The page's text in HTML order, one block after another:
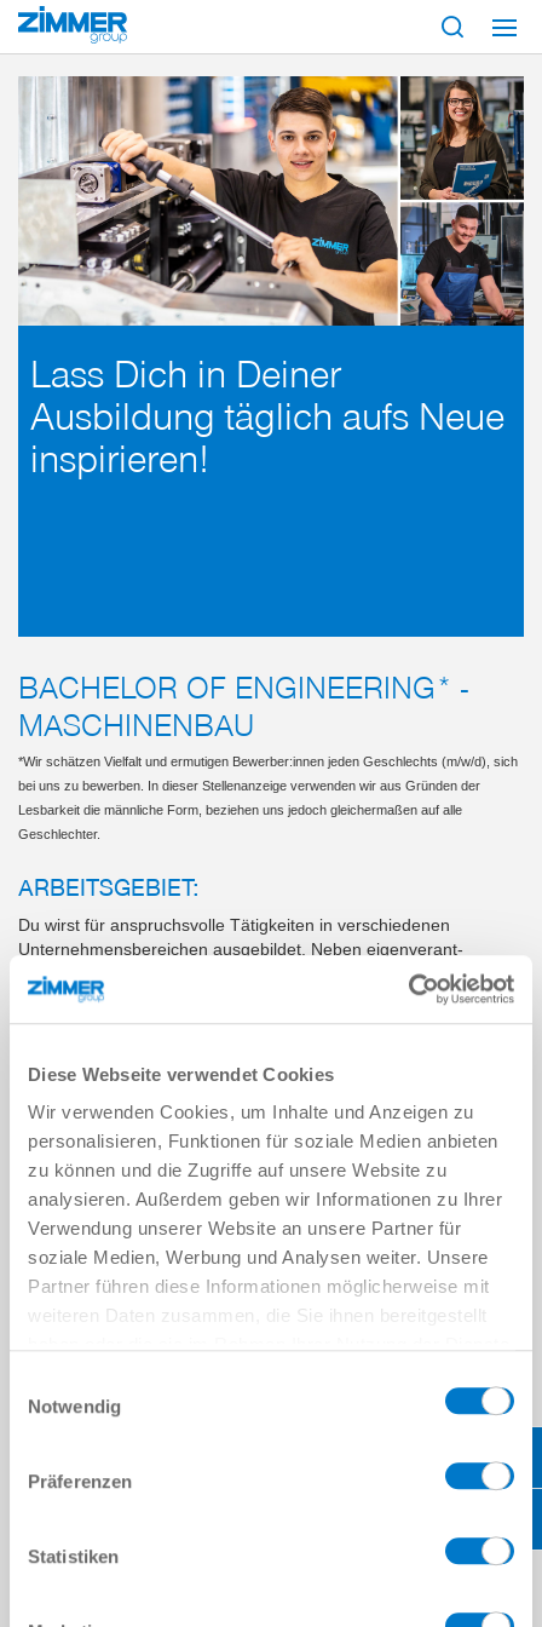
Diese Webseite verwendet Cookies
Wir verwenden Cookies, um Inhalte und Anzeigen zu
personalisieren, Funktionen für soziale Medien anbieten
zu können und die Zugriffe auf unsere Website zu
analysieren. Außerdem geben wir Informationen zu Ihrer
Verwendung unserer Website an unsere Partner für
soziale Medien, Werbung und Analysen weiter. Unsere
Partner führen diese Informationen möglicherweise mit
weiteren Daten zusammen, die Sie ihnen bereitgestellt
Notwendig
Präferenzen
Statistiken
Start Karriere Bachelor of Engineering* - Maschinenbau
Lass Dich in Deiner
Ausbildung täglich aufs Neue
inspirieren!
BACHELOR OF ENGINEERING* -
MASCHINENBAU
*Wir schätzen Vielfalt und ermutigen Bewerber:innen jeden Geschlechts (m/w/d), sich
bei uns zu bewerben. In dieser Stellenanzeige verwenden wir aus Gründen der
Lesbarkeit die männliche Form, beziehen uns jedoch gleichermaßen auf alle
Geschlechter.
ARBEITSGEBIET:
Du wirst für anspruchsvolle Tätigkeiten in verschiedenen
Unternehmensberei­chen ausgebildet. Neben eigenverant­
wortlichen praxisbezogenen Projekten lernst du das operative
Tagesgeschäft, verbunden mit betrieblichen Fachkennt­nissen, in
einem mittelständischen In­dustrieunternehmen kennen.
DEIN STUDIUM:
Studiendauer 3 Jahre, Beginn 01. Oktober. Die Ausbildung findet
im vierteljährlichen Wechsel an zwei Lernorten statt: dem Betrieb
in Rheinau und der Dualen Hoch­schule Baden-Württemberg in
Karlsruhe.
ANFORDERUNGEN:
Hochschulreife sowie überdurch­schnittlich gute Leistungen
Gute Englischkenntnisse und weitere Fremdsprachen von
Organisationstalent, Kommunikations- und Teamfähigkeit
Freundliches und selbstbewusstes Auftreten
DAS BIETEN WIR DIR:
Gemeinsame Aktionen wie Einführungstage, Ausflüge und